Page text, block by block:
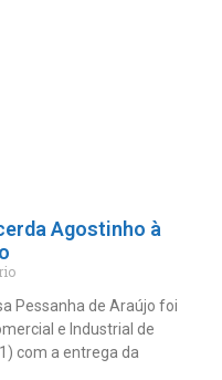
Agostinho à
Pessanha de Araújo foi
e Industrial de
com a entrega da